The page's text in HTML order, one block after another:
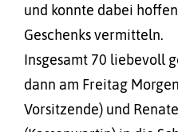
und konnte dabei
Geschenks vermitteln.
Insgesamt 70 liebevoll
dann am Freitag
Vorsitzende) und